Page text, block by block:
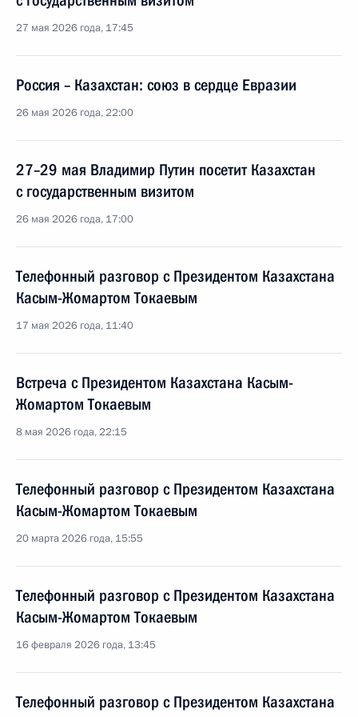
27 мая 2026 года, 17:45
Россия – Казахстан: союз в сердце Евразии
26 мая 2026 года, 22:00
27–29 мая Владимир Путин посетит Казахстан
с государственным визитом
26 мая 2026 года, 17:00
Телефонный разговор с Президентом Казахстана
Касым-Жомартом Токаевым
17 мая 2026 года, 11:40
Встреча с Президентом Казахстана Касым-
Жомартом Токаевым
8 мая 2026 года, 22:15
Телефонный разговор с Президентом Казахстана
Касым-Жомартом Токаевым
20 марта 2026 года, 15:55
Телефонный разговор с Президентом Казахстана
Касым-Жомартом Токаевым
16 февраля 2026 года, 13:45
Телефонный разговор с Президентом Казахстана